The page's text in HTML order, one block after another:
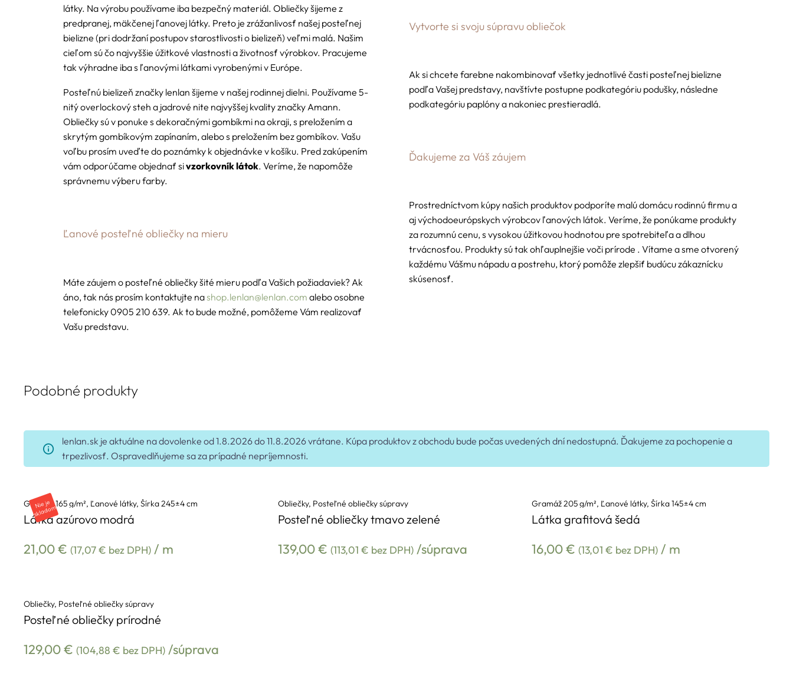
látky. Na výrobu používame iba bezpečný materiál. Obliečky šijeme z
predpranej, mäkčenej ľanovej látky. Preto je zrážanlivosť našej posteľnej
bielizne (pri dodržaní postupov starostlivosti o bielizeň) veľmi malá. Našim
cieľom sú čo najvyššie úžitkové vlastnosti a životnosť výrobkov. Pracujeme
tak výhradne iba s ľanovými látkami vyrobenými v Európe.
Posteľnú bielizeň značky lenlan šijeme v našej rodinnej dielni. Používame 5-
nitý overlockový steh a jadrové nite najvyššej kvality značky Amann.
Obliečky sú v ponuke s dekoračnými gombíkmi na okraji, s preložením a
skrytým gombíkovým zapínaním, alebo s preložením bez gombíkov. Vašu
voľbu prosím uveďte do poznámky k objednávke v košíku. Pred zakúpením
vám odporúčame objednať sivzorkovník látok. Veríme, že napomôže
správnemu výberu farby.
Ľanové posteľné obliečky na mieru
Máte záujem o posteľné obliečky šité mieru podľa Vašich požiadaviek? Ak
áno, tak nás prosím kontaktujte nashop.lenlan@lenlan.com alebo osobne
telefonicky 0905 210 639. Ak to bude možné, pomôžeme Vám realizovať
Vašu predstavu.
Vytvorte si svoju súpravu obliečok
Ak si chcete farebne nakombinovať všetky jednotlivé časti posteľnej bielizne
podľa Vašej predstavy, navštívte postupne podkategóriu podušky, následne
podkategóriu paplóny a nakoniec prestieradlá.
Ďakujeme za Váš záujem
Prostredníctvom kúpy našich produktov podporíte malú domácu rodinnú firmu a
aj východoeurópskych výrobcov ľanových látok. Veríme, že ponúkame produkty
za rozumnú cenu, s vysokou úžitkovou hodnotou pre spotrebiteľa a dlhou
trvácnosťou. Produkty sú tak ohľauplnejšie voči prírode . Vítame a sme otvorený
každému Vášmu nápadu a postrehu, ktorý pomôže zlepšiť budúcu zákaznícku
skúsenosť.
Podobné produkty
lenlan.sk je aktuálne na dovolenke od 1.8.2026 do 11.8.2026 vrátane. Kúpa produktov z obchodu bude počas uvedených dní nedostupná. Ďakujeme za pochopenie a
trpezlivosť. Ospravedlňujeme sa za prípadné nepríjemnosti.
Nie je
skl
a
d
o
m
Gramáž 165 g/m², Ľanové látky, Šírka 245±4 cm
Látka azúrovo modrá
21,00€ (17,07€ bez DPH) / m
Obliečky, Posteľné obliečky súpravy
Posteľné obliečky tmavo zelené
139,00€ (113,01 € bez DPH) /súprava
Gramáž 205 g/m², Ľanové látky,Šírka 145±4 cm
Látka grafitová šedá
16,00€ (13,01€ bez DPH) / m
Obliečky, Posteľné obliečky súpravy
Posteľné obliečky prírodné
129,00€ (104,88 € bez DPH) /súprava